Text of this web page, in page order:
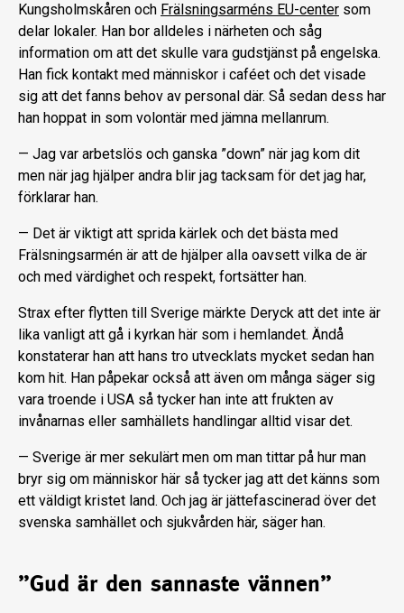
Kungsholmskåren och Frälsningsarméns EU-center som
delar lokaler. Han bor alldeles i närheten och såg
information om att det skulle vara gudstjänst på engelska.
Han fick kontakt med människor i caféet och det visade
sig att det fanns behov av personal där. Så sedan dess har
han hoppat in som volontär med jämna mellanrum.
— Jag var arbetslös och ganska ”down” när jag kom dit
men när jag hjälper andra blir jag tacksam för det jag har,
förklarar han.
— Det är viktigt att sprida kärlek och det bästa med
Frälsningsarmén är att de hjälper alla oavsett vilka de är
och med värdighet och respekt, fortsätter han.
Strax efter flytten till Sverige märkte Deryck att det inte är
lika vanligt att gå i kyrkan här som i hemlandet. Ändå
konstaterar han att hans tro utvecklats mycket sedan han
kom hit. Han påpekar också att även om många säger sig
vara troende i USA så tycker han inte att frukten av
invånarnas eller samhällets handlingar alltid visar det.
— Sverige är mer sekulärt men om man tittar på hur man
bryr sig om människor här så tycker jag att det känns som
ett väldigt kristet land. Och jag är jättefascinerad över det
svenska samhället och sjukvården här, säger han.
”Gud är den sannaste vännen”